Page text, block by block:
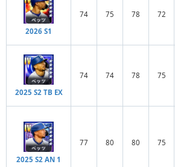
2026 S1
74 75 78 72
2025 S2 TB EX
74 74 78 75
2025 S2 AN 1
77 80 80 75